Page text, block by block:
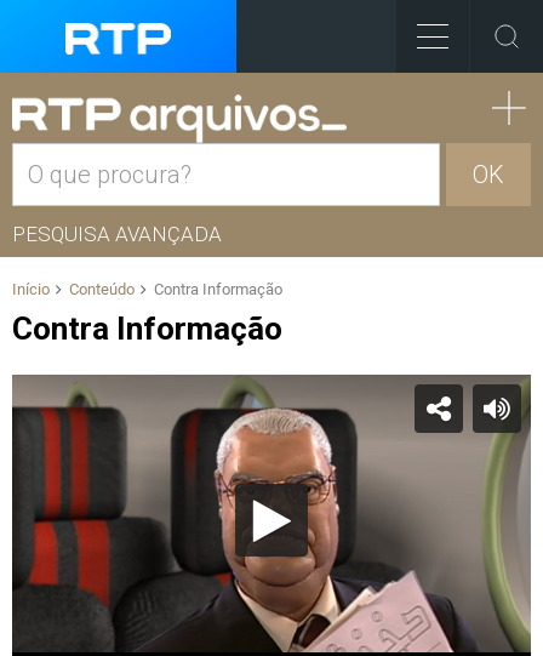
OK
PESQUISA AVANÇADA
Início Conteúdo Contra Informação
Contra Informação